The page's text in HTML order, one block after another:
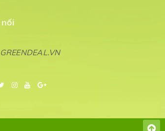
GREENDEAL.VN